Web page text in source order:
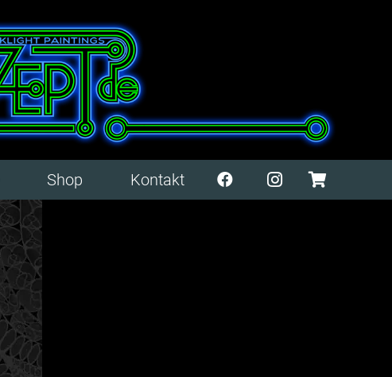
Shop Kontakt